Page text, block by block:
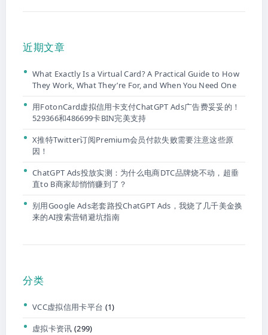
近期文章
What Exactly Is a Virtual Card? A Practical Guide to How
They Work, What They’re For, and When You Need One
用FotonCard虚拟信用卡支付ChatGPT Ads广告费妥妥的！
529366和486699卡BIN完美支持
X推特Twitter订阅Premium会员付款失败需要注意这些原
因！
ChatGPT Ads投放实测：为什么电商DTC品牌烧不动，超垂
直to B商家却悄悄赚到了？
别用Google Ads老套路投ChatGPT Ads，我烧了几千美金换
来的AI搜索营销避坑指南
分类
VCC虚拟信用卡平台 (1)
虚拟卡资讯 (299)